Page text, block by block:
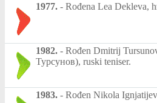
1977. - Rođena Lea Dekleva,
1982. - Rođen Dmitrij
Турсунов), ruski teniser.
1983. - Rođen Nikola